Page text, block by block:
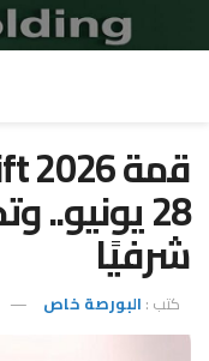
28
شرفيًا
كتب : البورصة خاص